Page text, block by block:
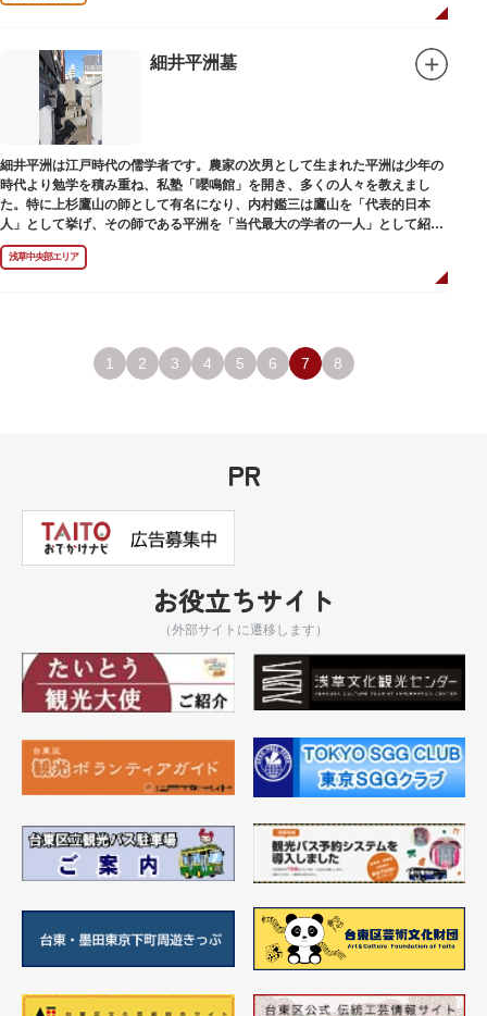
細井平洲墓
細井平洲は江戸時代の儒学者です。農家の次男として生まれた平洲は少年の
時代より勉学を積み重ね、私塾「嚶鳴館」を開き、多くの人々を教えまし
た。特に上杉鷹山の師として有名になり、内村鑑三は鷹山を「代表的日本
人」として挙げ、その師である平洲を「当代最大の学者の一人」として紹介
しています。お墓は天嶽院（てんがくいん）境内にあります。
浅草中央部エリア
1 2 3 4 5 6 7 8
PR
お役立ちサイト
（外部サイトに遷移します）